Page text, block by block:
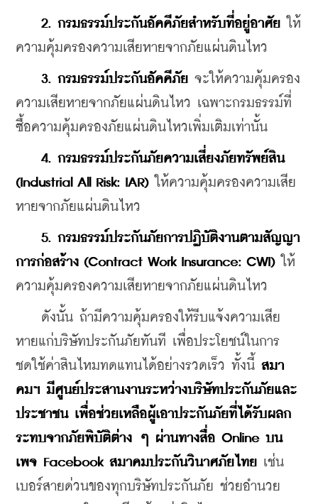
2. กรมธรรม์ประกันอัคคีภัยสำหรับที่อยู่อาศัย
ให้
ความคุ้มครองความเสียหายจากภัยแผ่นดินไหว
3. กรมธรรม์ประกันอัคคีภัย จะให้ความคุ้มครอง
ความเสียหายจากภัยแผ่นดินไหว เฉพาะกรมธรรม์ที่
ซื้อความคุ้มครองภัยแผ่นดินไหวเพิ่มเติมเท่านั้น
4. กรมธรรม์ประกันภัยความเสี่ยงภัยทรัพย์สิน
(Industrial All Risk: IAR) ให้ความคุ้มครองความเสีย
หายจากภัยแผ่นดินไหว
5. กรมธรรม์ประกันภัยการปฏิบัติงานตามสัญญา
การก่อสร้าง (Contract Work Insurance: CWI) ให้
ความคุ้มครองความเสียหายจากภัยแผ่นดินไหว
ดังนั้น ถ้ามีความคุ้มครองให้รีบแจ้งความเสีย
หายแก่บริษัทประกันภัยทันที เพื่อประโยชน์ในการ
ชดใช้ค่าสินไหมทดแทนได้อย่างรวดเร็ว ทั้งนี้ สมา
คมฯ มีศูนย์ประสานงานระหว่างบริษัทประกันภัยและ
ประชาชน เพื่อช่วยเหลือผู้เอาประกันภัยที่ได้รับผลก
ระทบจากภัยพิบัติต่าง ๆ ผ่านทางสื่อ Online บน
เพจ Facebook สมาคมประกันวินาศภัยไทย เช่น
เบอร์สายด่วนของทุกบริษัทประกันภัย ช่วยอำนวย